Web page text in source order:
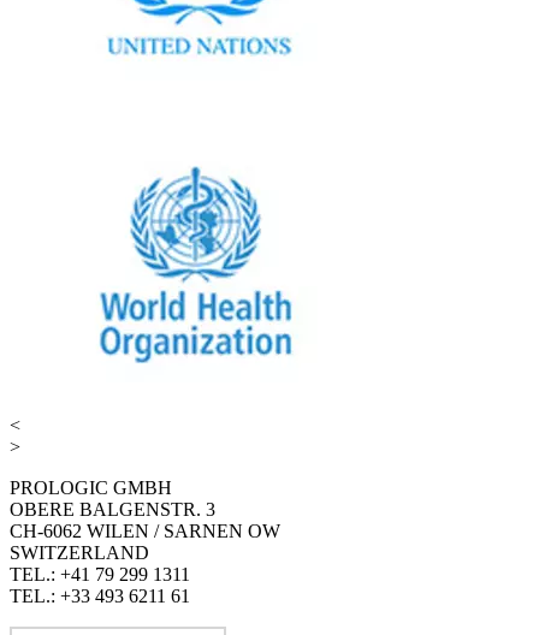
<
>
PROLOGIC GMBH
OBERE BALGENSTR. 3
CH-6062 WILEN / SARNEN OW
SWITZERLAND
TEL.: +41 79 299 1311
TEL.: +33 493 6211 61